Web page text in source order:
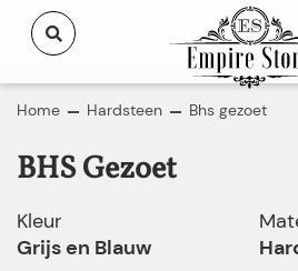
Home Hardsteen Bhs gezoet
BHS Gezoet
Kleur
Grijs en Blauw